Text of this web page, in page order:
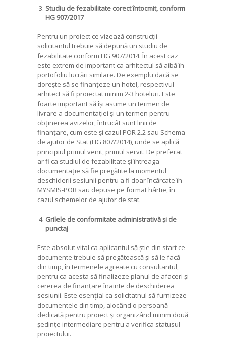
Studiu de fezabilitate corect întocmit, conform
HG 907/2017
Pentru un proiect ce vizează construcții
solicitantul trebuie să depună un studiu de
fezabilitate conform HG 907/2014. În acest caz
este extrem de important ca arhitectul să aibă în
portofoliu lucrări similare. De exemplu dacă se
dorește să se finanțeze un hotel, respectivul
arhitect să fi proiectat minim 2-3 hoteluri. Este
foarte important să își asume un termen de
livrare a documentației și un termen pentru
obținerea avizelor, întrucât sunt linii de
finanțare, cum este și cazul POR 2.2 sau Schema
de ajutor de Stat (HG 807/2014), unde se aplică
principiul primul venit, primul servit. De preferat
ar fi ca studiul de fezabilitate și întreaga
documentație să fie pregătite la momentul
deschiderii sesiunii pentru a fi doar încărcate în
MYSMIS-POR sau depuse pe format hârtie, în
cazul schemelor de ajutor de stat.
Grilele de conformitate administrativă și de
punctaj
Este absolut vital ca aplicantul să știe din start ce
documente trebuie să pregătească și să le facă
din timp, în termenele agreate cu consultantul,
pentru ca acesta să finalizeze planul de afaceri și
cererea de finanțare înainte de deschiderea
sesiunii. Este esențial ca solicitatnul să furnizeze
documentele din timp, alocând o persoană
dedicată pentru proiect și organizând minim două
ședințe intermediare pentru a verifica statusul
proiectului.